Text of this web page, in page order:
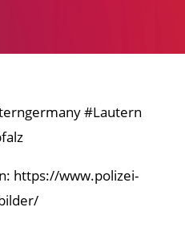
#Lautern
https://www.polizei-